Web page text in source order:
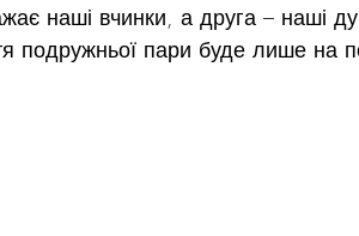
наші вчинки, а друга – наші
подружньої пари буде лише на